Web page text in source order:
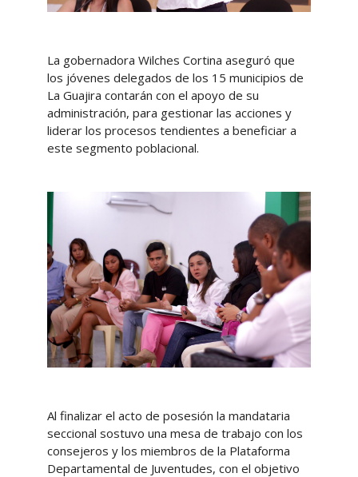
La gobernadora Wilches Cortina aseguró que
los jóvenes delegados de los 15 municipios de
La Guajira contarán con el apoyo de su
administración, para gestionar las acciones y
liderar los procesos tendientes a beneficiar a
este segmento poblacional.
Al finalizar el acto de posesión la mandataria
seccional sostuvo una mesa de trabajo con los
consejeros y los miembros de la Plataforma
Departamental de Juventudes, con el objetivo